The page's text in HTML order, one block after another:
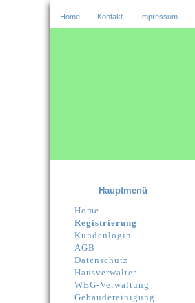
Home Kontakt Impressum
Hauptmenü
Home
Registrierung
Kundenlogin
AGB
Datenschutz
Hausverwalter
WEG-Verwaltung
Gebäudereinigung